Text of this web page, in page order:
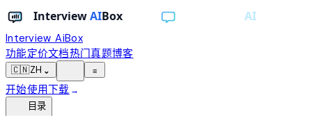
Interview AiBox
功能定价文档热门真题博客
🇨🇳ZH ⌄ ≡
开始使用下载 →
目录